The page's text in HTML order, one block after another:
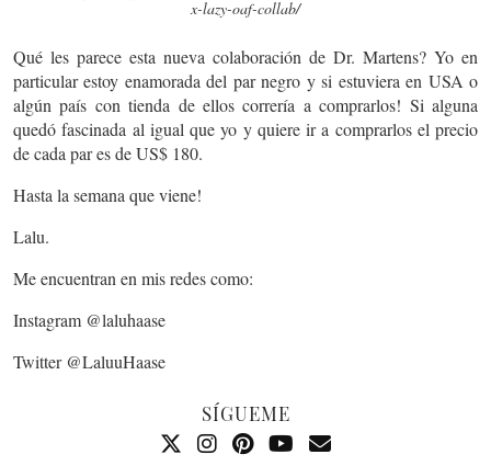
x-lazy-oaf-collab/
Qué les parece esta nueva colaboración de Dr. Martens? Yo en
particular estoy enamorada del par negro y si estuviera en USA o
algún país con tienda de ellos correría a comprarlos! Si alguna
quedó fascinada al igual que yo y quiere ir a comprarlos el precio
de cada par es de US$ 180.
Hasta la semana que viene!
Lalu.
Me encuentran en mis redes como:
Instagram @laluhaase
Twitter @LaluuHaase
SÍGUEME